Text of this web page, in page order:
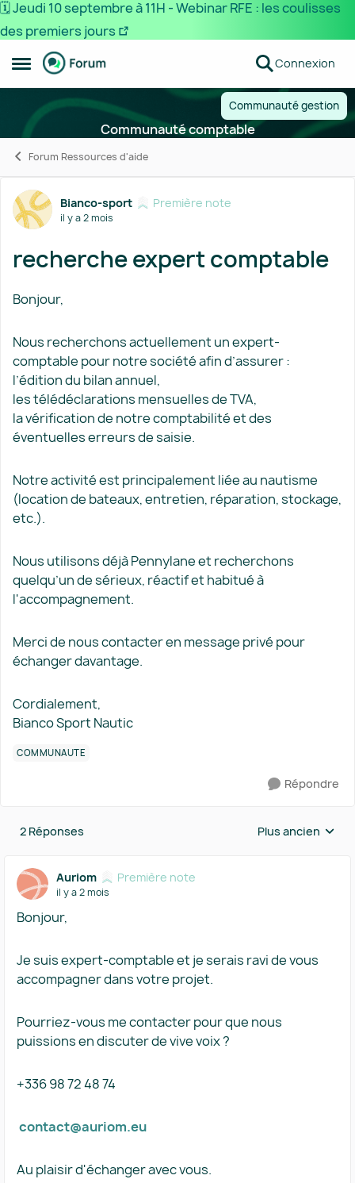
🗓️ Jeudi 10 septembre à 11H - Webinar RFE : les coulisses
des premiers jours
Ouvrir Menu Latéral
Passer au contenu Connexion
Communauté gestion
Communauté comptable
Forum Ressources d'aide
Forum Discussion
Bianco-sport Première note
il y a 2 mois
recherche expert comptable
Bonjour,
Nous recherchons actuellement un expert-
comptable pour notre société afin d’assurer :
l’édition du bilan annuel,
les télédéclarations mensuelles de TVA,
la vérification de notre comptabilité et des
éventuelles erreurs de saisie.
Notre activité est principalement liée au nautisme
(location de bateaux, entretien, réparation, stockage,
etc.).
Nous utilisons déjà Pennylane et recherchons
quelqu’un de sérieux, réactif et habitué à
l'accompagnement.
Merci de nous contacter en message privé pour
échanger davantage.
Cordialement,
Bianco Sport Nautic
COMMUNAUTÉ
Répondre
2 Réponses Réponses triées
Plus ancien
Auriom Première note
il y a 2 mois
Bonjour,
Je suis expert-comptable et je serais ravi de vous
accompagner dans votre projet.
Pourriez-vous me contacter pour que nous
puissions en discuter de vive voix ?
+336 98 72 48 74
contact@auriom.eu
Au plaisir d'échanger avec vous.